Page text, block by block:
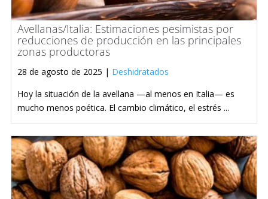
Avellanas/Italia: Estimaciones pesimistas por
reducciones de producción en las principales
zonas productoras
28 de agosto de 2025 | Deshidratados
Hoy la situación de la avellana —al menos en Italia— es
mucho menos poética. El cambio climático, el estrés ...